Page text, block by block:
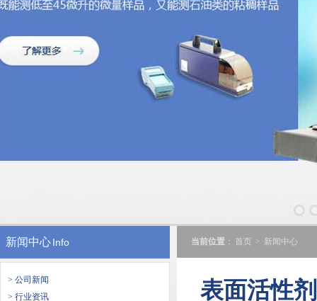
新闻中心Info
> 公司新闻
> 行业资讯
当前位置 ： 首页 > 新闻中心
表面活性